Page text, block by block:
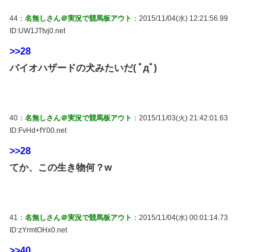
44： 名無しさん＠実況で競馬板アウト ：2015/11/04(水) 12:21:56.99
ID:UW1JTtvj0.net
>>28
バイオハザードの犬みたいだ( ﾟдﾟ)
40： 名無しさん＠実況で競馬板アウト ：2015/11/03(火) 21:42:01.63
ID:FvHd+fY00.net
>>28
てか、この生き物何？w
41： 名無しさん＠実況で競馬板アウト ：2015/11/04(水) 00:01:14.73
ID:zYrmtOHx0.net